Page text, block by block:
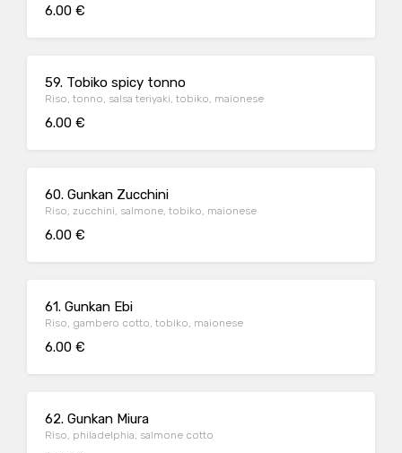
6.00 €
59. Tobiko spicy tonno
Riso, tonno, salsa teriyaki, tobiko, maionese
6.00 €
60. Gunkan Zucchini
Riso, zucchini, salmone, tobiko, maionese
6.00 €
61. Gunkan Ebi
Riso, gambero cotto, tobiko, maionese
6.00 €
62. Gunkan Miura
Riso, philadelphia, salmone cotto